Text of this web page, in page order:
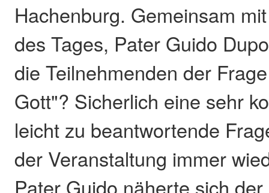
Hachenburg. Gemeinsam
des Tages, Pater Guido
die Teilnehmenden der
Gott"? Sicherlich eine sehr
leicht zu beantwortende
der Veranstaltung immer
Pater Guido näherte sich